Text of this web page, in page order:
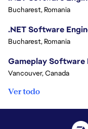
Bucharest, Romania
.NET Software
Bucharest, Romania
Gameplay Software
Vancouver, Canada
Ver todo